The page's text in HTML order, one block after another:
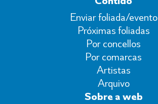
Enviar foliada/evento
Próximas foliadas
Por concellos
Por comarcas
Artistas
Arquivo
Sobre a web